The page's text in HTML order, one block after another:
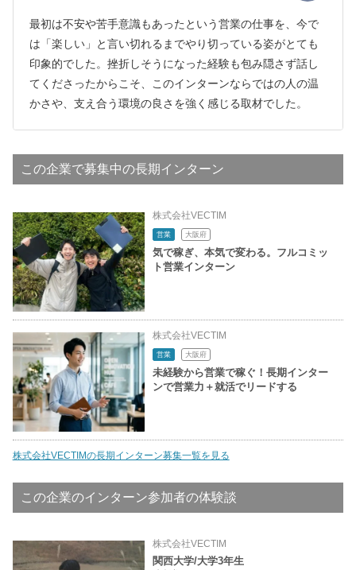
最初は不安や苦手意識もあったという営業の仕事を、今で
は「楽しい」と言い切れるまでやり切っている姿がとても
印象的でした。挫折しそうになった経験も包み隠さず話し
てくださったからこそ、このインターンならではの人の温
かさや、支え合う環境の良さを強く感じる取材でした。
この企業で募集中の長期インターン
株式会社VECTIM
営業 大阪府
気で稼ぎ、本気で変わる。フルコミッ
ト営業インターン
株式会社VECTIM
営業 大阪府
未経験から営業で稼ぐ！長期インター
ンで営業力＋就活でリードする
株式会社VECTIMの長期インターン募集一覧を見る
この企業のインターン参加者の体験談
株式会社VECTIM
関西大学/大学3年生